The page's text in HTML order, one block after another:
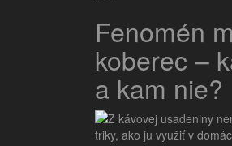
Fenomén
koberec –
a kam nie?